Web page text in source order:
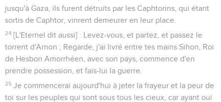
jusqu'à Gaza, ils furent détruits par les Caphtorins, qui étant
sortis de Caphtor, vinrent demeurer en leur place.
24 [L'Eternel dit aussi] : Levez-vous, et partez, et passez le
torrent d'Arnon ; Regarde, j'ai livré entre tes mains Sihon, Roi
de Hesbon Amorrhéen, avec son pays, commence d'en
prendre possession, et fais-lui la guerre.
25 Je commencerai aujourd'hui à jeter la frayeur et la peur de
toi sur les peuples qui sont sous tous les cieux, car ayant ouï